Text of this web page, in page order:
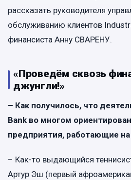
рассказать руководителя
обслуживанию клиентов
финансиста Анну СВАРЕНУ.
«Проведём сквозь
джунгли!»
– Как получилось, что
Bank во многом
предприятия, работающие на
– Как-то выдающийся
Артур Эш (первый